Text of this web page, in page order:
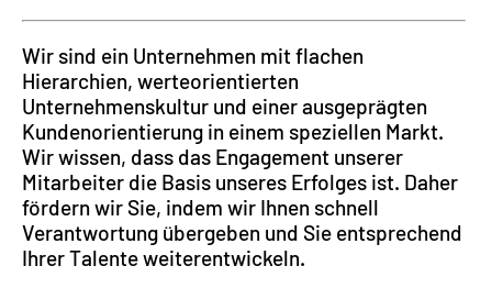
Wir sind ein Unternehmen mit flachen
Hierarchien, werteorientierten
Unternehmenskultur und einer ausgeprägten
Kunden­orien­tierung in einem speziellen Markt.
Wir wissen, dass das Engagement unserer
Mitarbeiter die Basis unseres Erfolges ist. Daher
fördern wir Sie, indem wir Ihnen schnell
Verantwortung übergeben und Sie entsprechend
Ihrer Talente weiterentwickeln.